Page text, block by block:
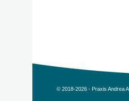
© 2018-2026 - Praxis Andrea